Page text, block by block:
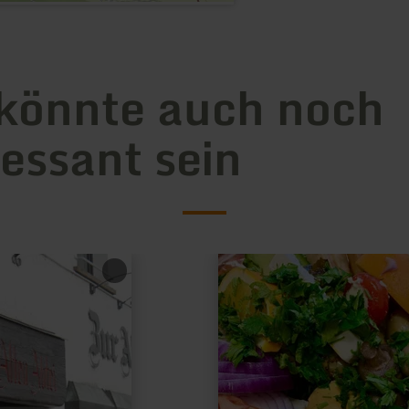
auch noch
sein
mehr
erfahren
zu:
Lago
Beach
Zülpich